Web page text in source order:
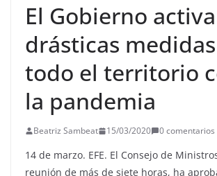
El Gobierno activa
drásticas
todo el territorio
la pandemia
Beatriz Sambeat 15/03/2020 0 comentarios
14 de marzo. EFE. El Consejo de
reunión de más de siete horas, ha